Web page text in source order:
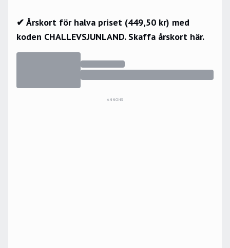
✔ Årskort för halva priset (449,50 kr) med
koden CHALLEVSJUNLAND. Skaffa årskort här.
ANNONS